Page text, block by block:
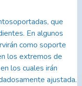
que
En algunos
como soporte
los extremos de
los cuales irán
ajustada.